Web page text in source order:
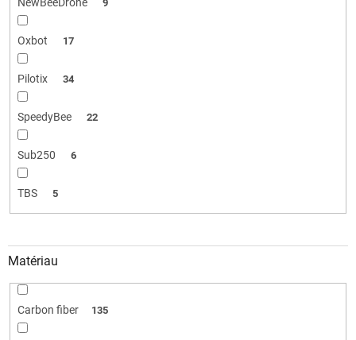
9
Oxbot 17
Pilotix 34
SpeedyBee 22
Sub250 6
TBS 5
Matériau
Carbon fiber 135